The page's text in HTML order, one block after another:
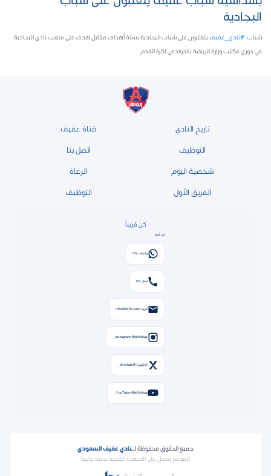
البجادية
شباب ⁧ #نادي_عفيف ⁩ يتغلبون على شباب البجادية بستة أهداف مقابل هدف على ملعب نادي البجادية
في دوري مكتب وزارة الرياضة بالدوادمي لكرة القدم .
تاريخ النادي قناة عفيف
التوظيف اتصل بنا
شخصية اليوم الرعاة
الفريق الأول التوظيف
كن قريباً
كن قريبًا
واتساب: 05
اتصال: 05
البريد: info@afiffc.com
Instagram: @afifclup_
X (تويتر): @afifclub_
YouTube: @Afifclup_
جميع الحقوق محفوظة لـنادي عفيف السعودي
الموقع يعمل على الاجهزة الكفية بدقة عالية